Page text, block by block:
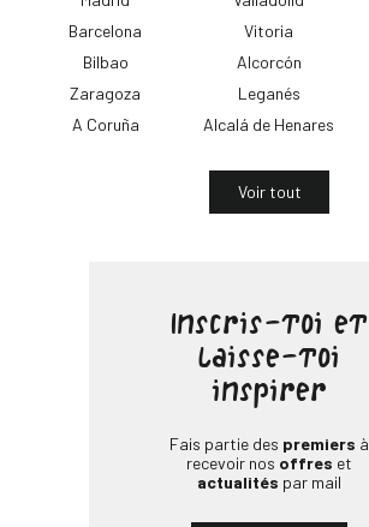
12 Bd de Magenta
Fermé maintenant
Aller à la boutique
Plus de détails
PrimaPrix Masséna
PrimaPrix Pontault-Combault
Fermé maintenant
Barcelona
Bilbao
Zaragoza
A Coruña
Vitoria
Alcorcón
Leganés
Alcalá de Henares
Voir tout
Inscris-toi et
laisse-toi
inspirer
Fais partie des premiers à
recevoir nos offres et
actualités par mail